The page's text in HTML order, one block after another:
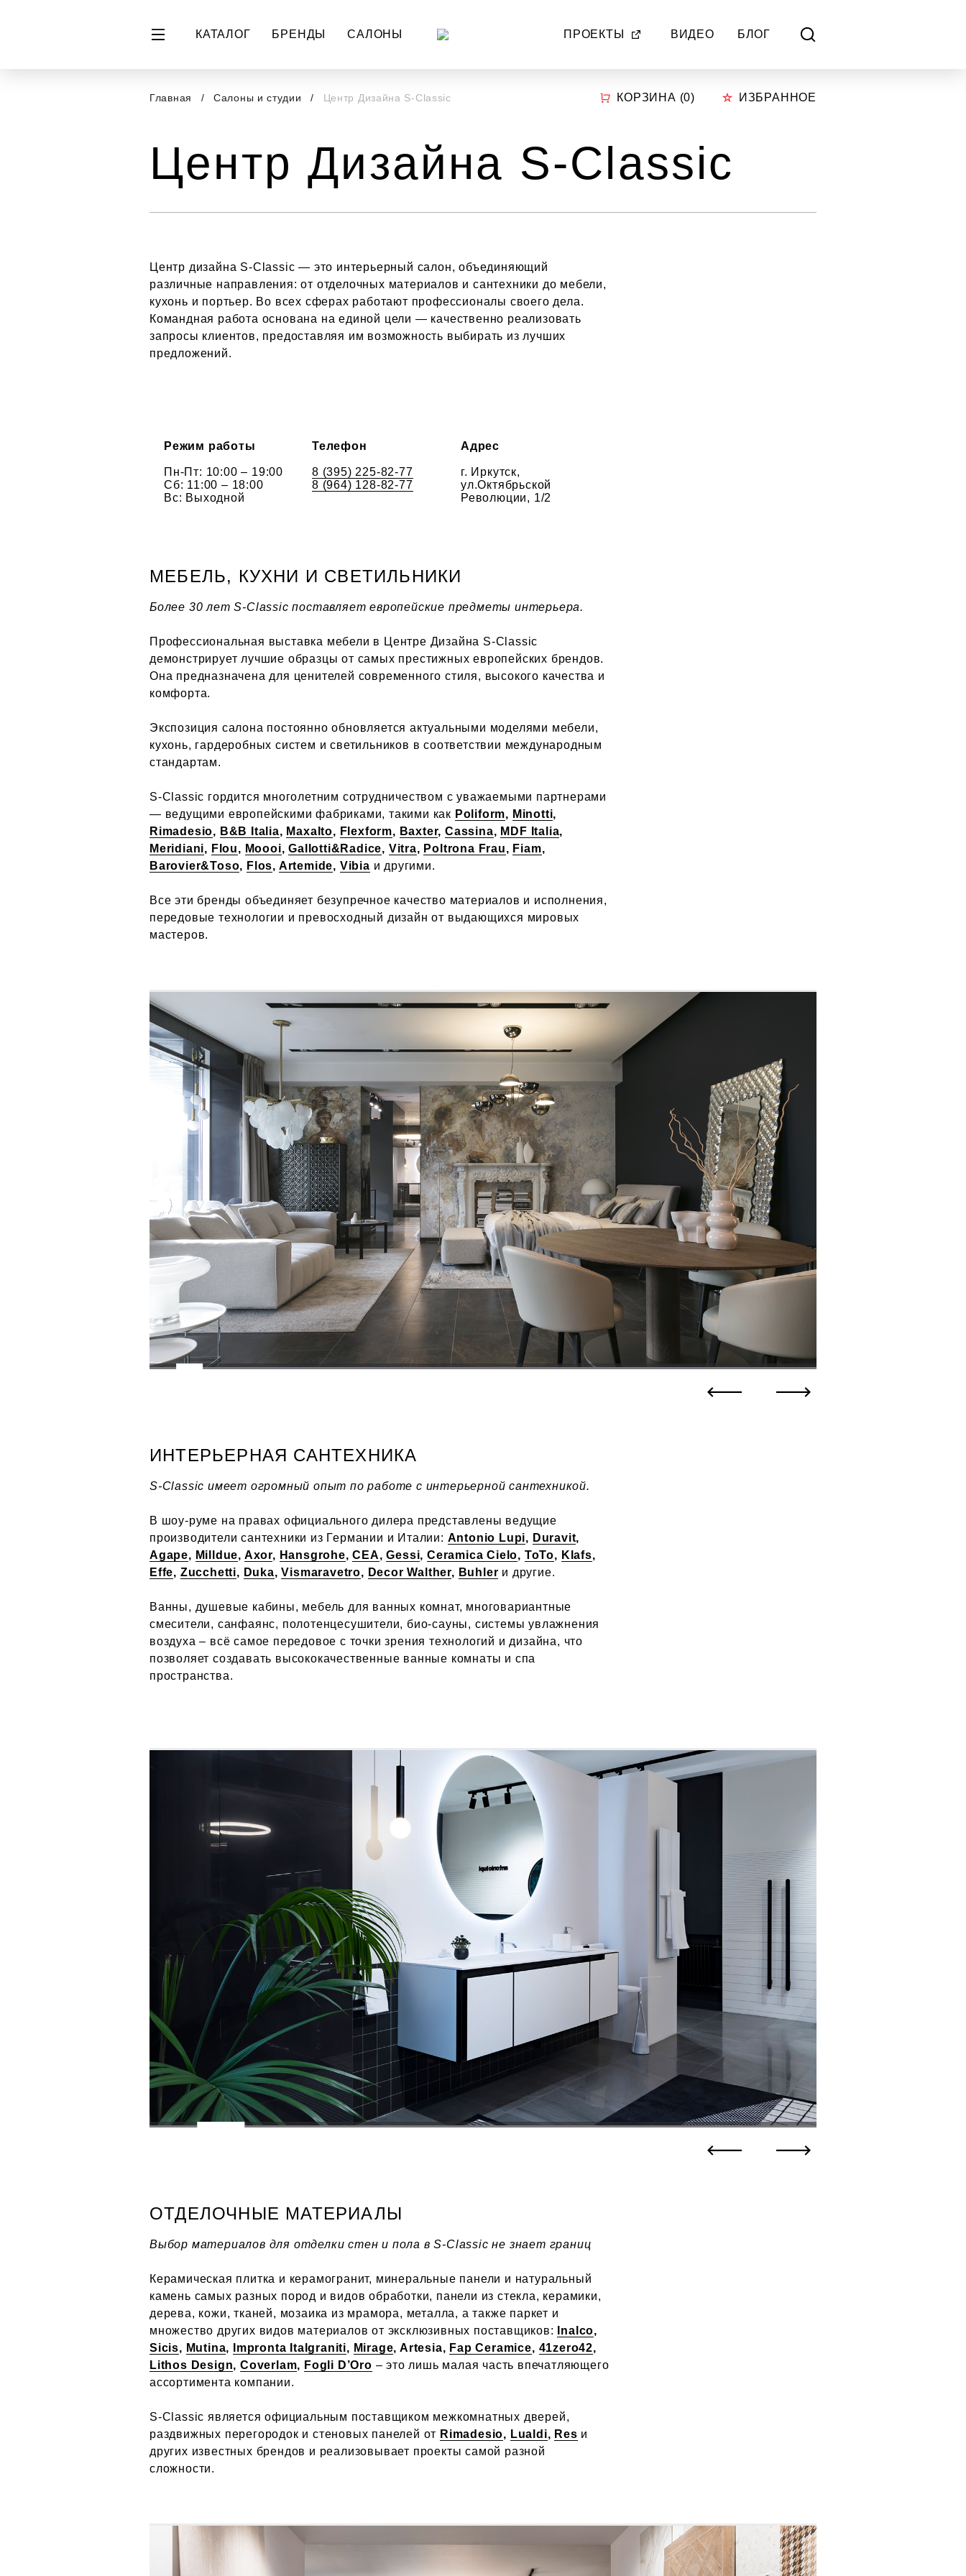
КАТАЛОГ БРЕНДЫ САЛОНЫ ПРОЕКТЫ ВИДЕО БЛОГ
Главная Салоны и студии Центр Дизайна S-Classic КОРЗИНА (0) ИЗБРАННОЕ
Центр Дизайна S-Classic
Центр дизайна S-Classic — это интерьерный салон, объединяющий
различные направления: от отделочных материалов и сантехники до мебели,
кухонь и портьер. Во всех сферах работают профессионалы своего дела.
Командная работа основана на единой цели — качественно реализовать
запросы клиентов, предоставляя им возможность выбирать из лучших
предложений.
Режим работы
Пн-Пт: 10:00 – 19:00
Сб: 11:00 – 18:00
Вс: Выходной
Телефон
8 (395) 225-82-77
8 (964) 128-82-77
Адрес
г. Иркутск,
ул.Октябрьской
Революции, 1/2
МЕБЕЛЬ, КУХНИ И СВЕТИЛЬНИКИ
Более 30 лет S-Classic поставляет европейские предметы интерьера.
Профессиональная выставка мебели в Центре Дизайна S-Classic
демонстрирует лучшие образцы от самых престижных европейских брендов.
Она предназначена для ценителей современного стиля, высокого качества и
комфорта.
Экспозиция салона постоянно обновляется актуальными моделями мебели,
кухонь, гардеробных систем и светильников в соответствии международным
стандартам.
S-Classic гордится многолетним сотрудничеством с уважаемыми партнерами
— ведущими европейскими фабриками, такими как Poliform, Minotti,
Rimadesio, B&B Italia, Maxalto, Flexform, Baxter,Cassina, MDF Italia,
Meridiani, Flou, Moooi,Gallotti&Radice, Vitra, Poltrona Frau, Fiam,
Barovier&Toso, Flos, Artemide, Vibia и другими.
Все эти бренды объединяет безупречное качество материалов и исполнения,
передовые технологии и превосходный дизайн от выдающихся мировых
мастеров.
ИНТЕРЬЕРНАЯ САНТЕХНИКА
S-Classic имеет огромный опыт по работе с интерьерной сантехникой.
В шоу-руме на правах официального дилера представлены ведущие
производители сантехники из Германии и Италии: Antonio Lupi, Duravit,
Agape, Milldue, Axor, Hansgrohe,CEA,Gessi,Ceramica Cielo, ToTo, Klafs,
Effe, Zucchetti, Duka,Vismaravetro, Decor Walther, Buhler и другие.
Ванны, душевые кабины, мебель для ванных комнат, многовариантные
смесители, санфаянс, полотенцесушители, био-сауны, системы увлажнения
воздуха – всё самое передовое с точки зрения технологий и дизайна, что
позволяет создавать высококачественные ванные комнаты и спа
пространства.
ОТДЕЛОЧНЫЕ МАТЕРИАЛЫ
Выбор материалов для отделки стен и пола в S-Classic не знает границ
Керамическая плитка и керамогранит, минеральные панели и натуральный
камень самых разных пород и видов обработки, панели из стекла, керамики,
дерева, кожи, тканей, мозаика из мрамора, металла, а также паркет и
множество других видов материалов от эксклюзивных поставщиков:
Inalco,
Sicis, Mutina, Impronta Italgraniti, Mirage, Artesia, Fap Ceramice, 41zero42,
Lithos Design,Coverlam, Fogli D’Oro – это лишь малая часть впечатляющего
ассортимента компании.
S-Classic является официальным поставщиком межкомнатных дверей,
раздвижных перегородок и стеновых панелей от Rimadesio, Lualdi, Res и
других известных брендов и реализовывает проекты самой разной
сложности.